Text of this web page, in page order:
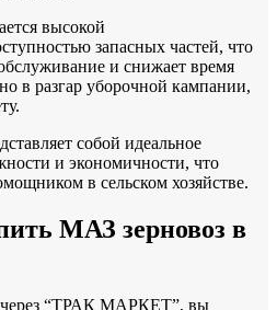
высокой
запасных частей, что
и снижает время
в разгар уборочной кампании,
собой идеальное
и экономичности, что
в сельском хозяйстве.
МАЗ зерновоз в
через “ТРАК МАРКЕТ”, вы